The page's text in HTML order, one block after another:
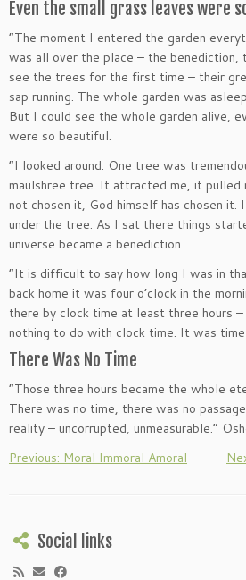
Even the small grass leaves were
“The moment I entered the garden
was all over the place – the benediction,
see the trees for the first time – their
sap running. The whole garden was
But I could see the whole garden alive,
were so beautiful.
“I looked around. One tree was
maulshree tree. It attracted me, it
not chosen it, God himself has chosen
under the tree. As I sat there things
universe became a benediction.
“It is difficult to say how long I was in
back home it was four o’clock in the
there by clock time at least three hours
nothing to do with clock time. It was
There Was No Time
“Those three hours became the whole
There was no time, there was no
reality – uncorrupted, unmeasurable.”
Previous: Moral Immoral Amoral
Social links